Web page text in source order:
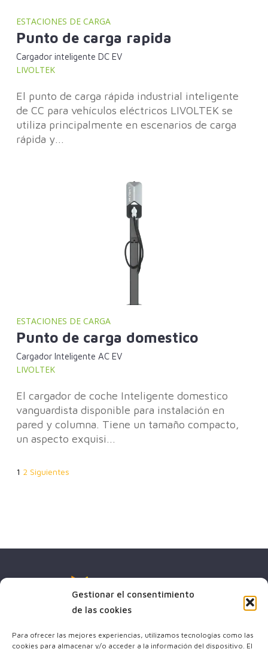
Gestionar el consentimiento
de las cookies
Para ofrecer las mejores experiencias, utilizamos tecnologías como las
cookies para almacenar y/o acceder a la información del dispositivo. El
ESTACIONES DE CARGA
Punto de carga rapida
Cargador inteligente DC EV
LIVOLTEK
El punto de carga rápida industrial inteligente
de CC para vehículos eléctricos LIVOLTEK se
utiliza principalmente en escenarios de carga
rápida y...
ESTACIONES DE CARGA
Punto de carga domestico
Cargador Inteligente AC EV
LIVOLTEK
El cargador de coche Inteligente domestico
vanguardista disponible para instalación en
pared y columna. Tiene un tamaño compacto,
un aspecto exquisi...
Paginación
1 2 Siguientes